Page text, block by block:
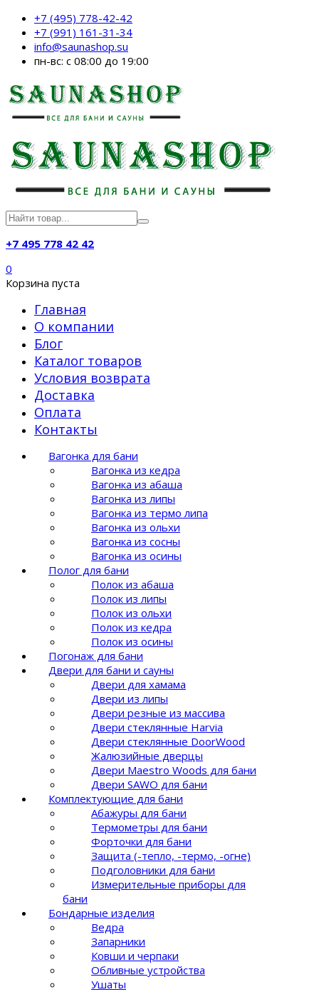
+7 (495) 778-42-42
+7 (991) 161-31-34
info@saunashop.su
пн-вс: с 08:00 до 19:00
+7 495 778 42 42
0
Корзина пуста
Главная
О компании
Блог
Каталог товаров
Условия возврата
Доставка
Оплата
Контакты
Вагонка для бани
Вагонка из кедра
Вагонка из абаша
Вагонка из липы
Вагонка из термо липа
Вагонка из ольхи
Вагонка из сосны
Вагонка из осины
Полог для бани
Полок из абаша
Полок из липы
Полок из ольхи
Полок из кедра
Полок из осины
Погонаж для бани
Двери для бани и сауны
Двери для хамама
Двери из липы
Двери резные из массива
Двери стеклянные Harvia
Двери стеклянные DoorWood
Жалюзийные дверцы
Двери Maestro Woods для бани
Двери SAWO для бани
Комплектующие для бани
Абажуры для бани
Термометры для бани
Форточки для бани
Защита (-тепло, -термо, -огне)
Подголовники для бани
Измерительные приборы для
бани
Бондарные изделия
Ведра
Запарники
Ковши и черпаки
Обливные устройства
Ушаты